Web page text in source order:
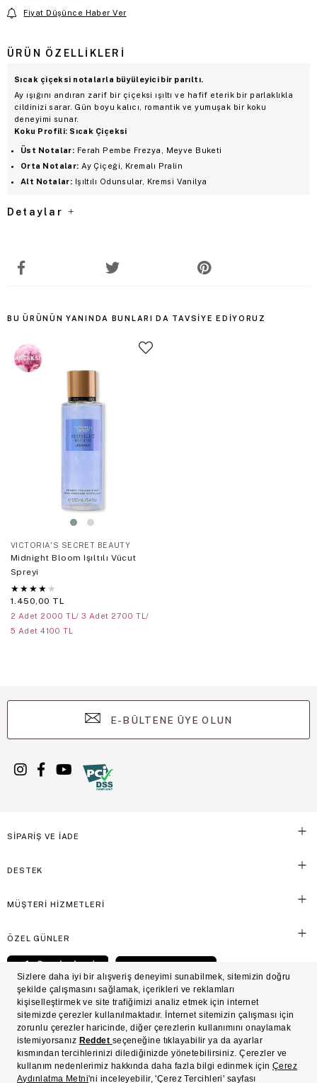
Fiyat Düşünce Haber Ver
ÜRÜN ÖZELLIKLERI
Sıcak çiçeksi notalarla büyüleyici bir parıltı.
Ay ışığını andıran zarif bir çiçeksi ışıltı ve hafif eterik bir parlaklıkla
cildinizi sarar. Gün boyu kalıcı, romantik ve yumuşak bir koku
deneyimi sunar.
Koku Profili: Sıcak Çiçeksi
Üst Notalar: Ferah Pembe Frezya, Meyve Buketi
Orta Notalar: Ay Çiçeği, Kremalı Pralin
Alt Notalar: Işıltılı Odunsular, Kremsi Vanilya
Detaylar
BU ÜRÜNÜN YANINDA BUNLARI DA TAVSIYE EDIYORUZ
VICTORIA'S SECRET BEAUTY
Midnight Bloom Işıltılı Vücut
Spreyi
★ ★ ★ ★ ★
1.450,00 TL
2 Adet 2000 TL/ 3 Adet 2700 TL/
5 Adet 4100 TL
E-BÜLTENE ÜYE OLUN
SİPARİŞ VE İADE
DESTEK
MÜŞTERİ HİZMETLERİ
ÖZEL GÜNLER
© Victoria's Secret Shaya Mağazacılık A.Ş. Franchise lisansı aracılığıyla işletilen ticari
markasıdır. Her hakkı saklıdır.
Süreç Bazlı Müşteri Aydınlatma Metni
Üyelik ve Gizlilik Sözleşmesi
İşlem Rehberi